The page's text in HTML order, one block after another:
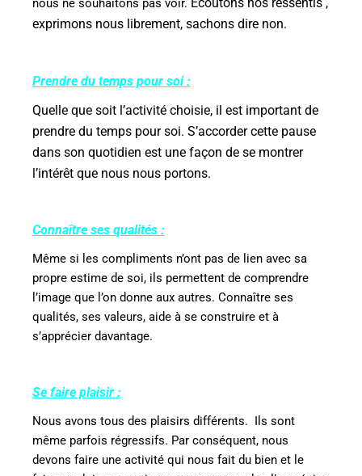
nous ne souhaitons pas voir.
exprimons nous librement, sachons dire non.
Prendre du temps pour soi :
Quelle que soit l’activité choisie, il est important de
prendre du temps pour soi. S’accorder cette pause
dans son quotidien est une façon de se montrer
l’intérêt que nous nous portons.
Connaître ses qualités :
Même si les compliments n’ont pas de lien avec sa
propre estime de soi, ils permettent de comprendre
l’image que l’on donne aux autres. Connaître ses
qualités, ses valeurs, aide à se construire et à
s’apprécier davantage.
Se faire plaisir :
Nous avons tous des plaisirs différents. Ils sont
même parfois régressifs. Par conséquent, nous
devons faire une activité qui nous fait du bien et le